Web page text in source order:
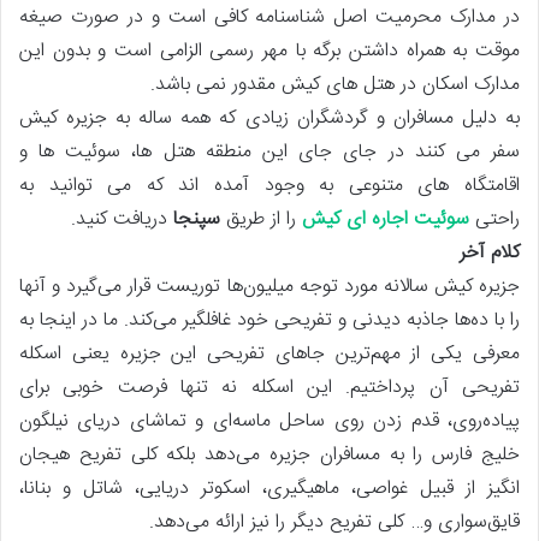
در مدارک محرمیت اصل شناسنامه کافی است و در صورت صیغه
موقت به همراه داشتن برگه با مهر رسمی الزامی است و بدون این
مدارک اسکان در هتل های کیش مقدور نمی باشد.
به دلیل مسافران و گردشگران زیادی که همه ساله به جزیره کیش
سفر می کنند در جای جای این منطقه هتل ها، سوئیت ها و
اقامتگاه های متنوعی به وجود آمده اند که می توانید به
راحتی سوئیت اجاره ای کیش را از طریق سپنجا دریافت کنید.
کلام آخر
جزیره کیش سالانه مورد توجه میلیون‌ها توریست قرار می‌گیرد و آنها
را با ده‌ها جاذبه دیدنی و تفریحی خود غافلگیر می‌کند. ما در اینجا به
معرفی یکی از مهم‌ترین جاهای تفریحی این جزیره یعنی اسکله
تفریحی آن پرداختیم. این اسکله نه تنها فرصت خوبی برای
پیاده‌روی، قدم زدن روی ساحل ماسه‌ای و تماشای دریای نیلگون
خلیج فارس را به مسافران جزیره می‌دهد بلکه کلی تفریح هیجان
انگیز از قبیل غواصی، ماهیگیری، اسکوتر دریایی، شاتل و بنانا،
قایق‌سواری و… کلی تفریح دیگر را نیز ارائه می‌دهد.